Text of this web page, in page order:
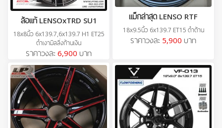
ล้อแท้ LENSOxTRD SU1
18x8นิ้ว 6x139.7,6x139.7 H1 ET25
ดำเงามิลลิ่งก้านเงิน
ราคาวงละ 6,900 บาท
แม็กล่าสุด LENSO RTF
18x9.5นิ้ว 6x139.7 ET15 ดำด้าน
ราคาวงละ 5,900 บาท